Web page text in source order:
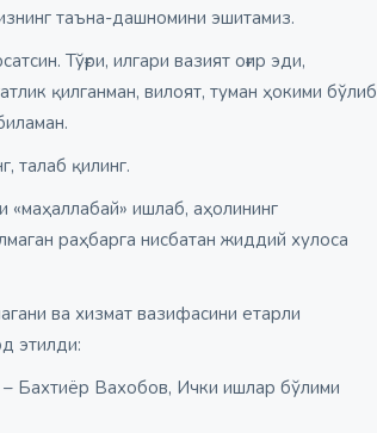
таъна-дашномини эшитамиз.
Тўғри, илгари вазият оғир эди,
қилганман, вилоят, туман ҳокими бўлиб
талаб қилинг.
ишлаб, аҳолининг
раҳбарга нисбатан жиддий хулоса
ва хизмат вазифасини етарли
этилди:
Бахтиёр Вахобов, Ички ишлар бўлими